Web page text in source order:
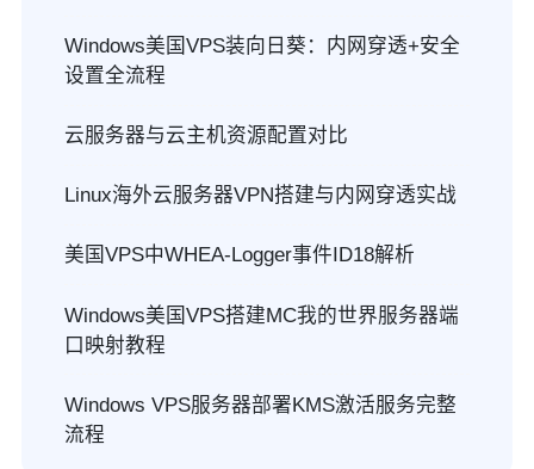
Windows美国VPS装向日葵：内网穿透+安全
设置全流程
云服务器与云主机资源配置对比
Linux海外云服务器VPN搭建与内网穿透实战
美国VPS中WHEA-Logger事件ID18解析
Windows美国VPS搭建MC我的世界服务器端
口映射教程
Windows VPS服务器部署KMS激活服务完整
流程